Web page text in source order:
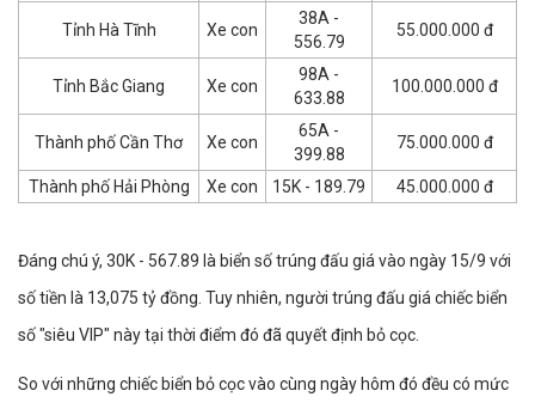
Tỉnh Hà Tĩnh Xe con
38A -
556.79
55.000.000 đ
Tỉnh Bắc Giang Xe con
98A -
633.88
100.000.000 đ
Thành phố Cần Thơ Xe con
65A -
399.88
75.000.000 đ
Thành phố Hải Phòng Xe con 15K - 189.79 45.000.000 đ
Đáng chú ý, 30K - 567.89 là biển số trúng đấu giá vào ngày 15/9 với
số tiền là 13,075 tỷ đồng. Tuy nhiên, người trúng đấu giá chiếc biển
số "siêu VIP" này tại thời điểm đó đã quyết định bỏ cọc.
So với những chiếc biển bỏ cọc vào cùng ngày hôm đó đều có mức